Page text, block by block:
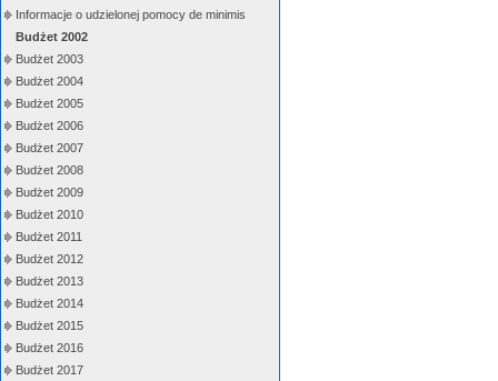
Informacje o udzielonej pomocy de minimis
Budżet 2002
Budżet 2003
Budżet 2004
Budżet 2005
Budżet 2006
Budżet 2007
Budżet 2008
Budżet 2009
Budżet 2010
Budżet 2011
Budżet 2012
Budżet 2013
Budżet 2014
Budżet 2015
Budżet 2016
Budżet 2017